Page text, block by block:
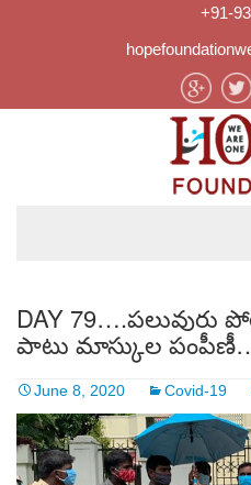
+91-
DAY 79….పలువురు
పాటు మాస్కుల
June 8, 2020 Covid-19